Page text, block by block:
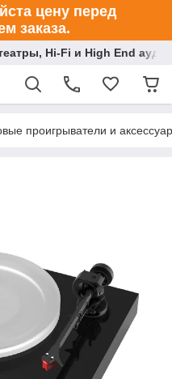
цену перед
заказа.
Hi-Fi и High End
проигрыватели и